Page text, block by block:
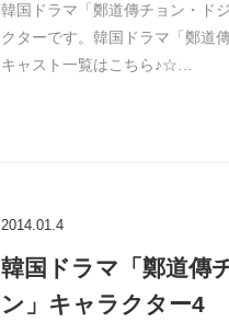
韓国ドラマ「鄭道傳チョン・ド
クターです。韓国ドラマ「鄭道
キャスト一覧はこちら♪☆…
2014.01.4
韓国ドラマ「鄭道傳
ン」キャラクター4